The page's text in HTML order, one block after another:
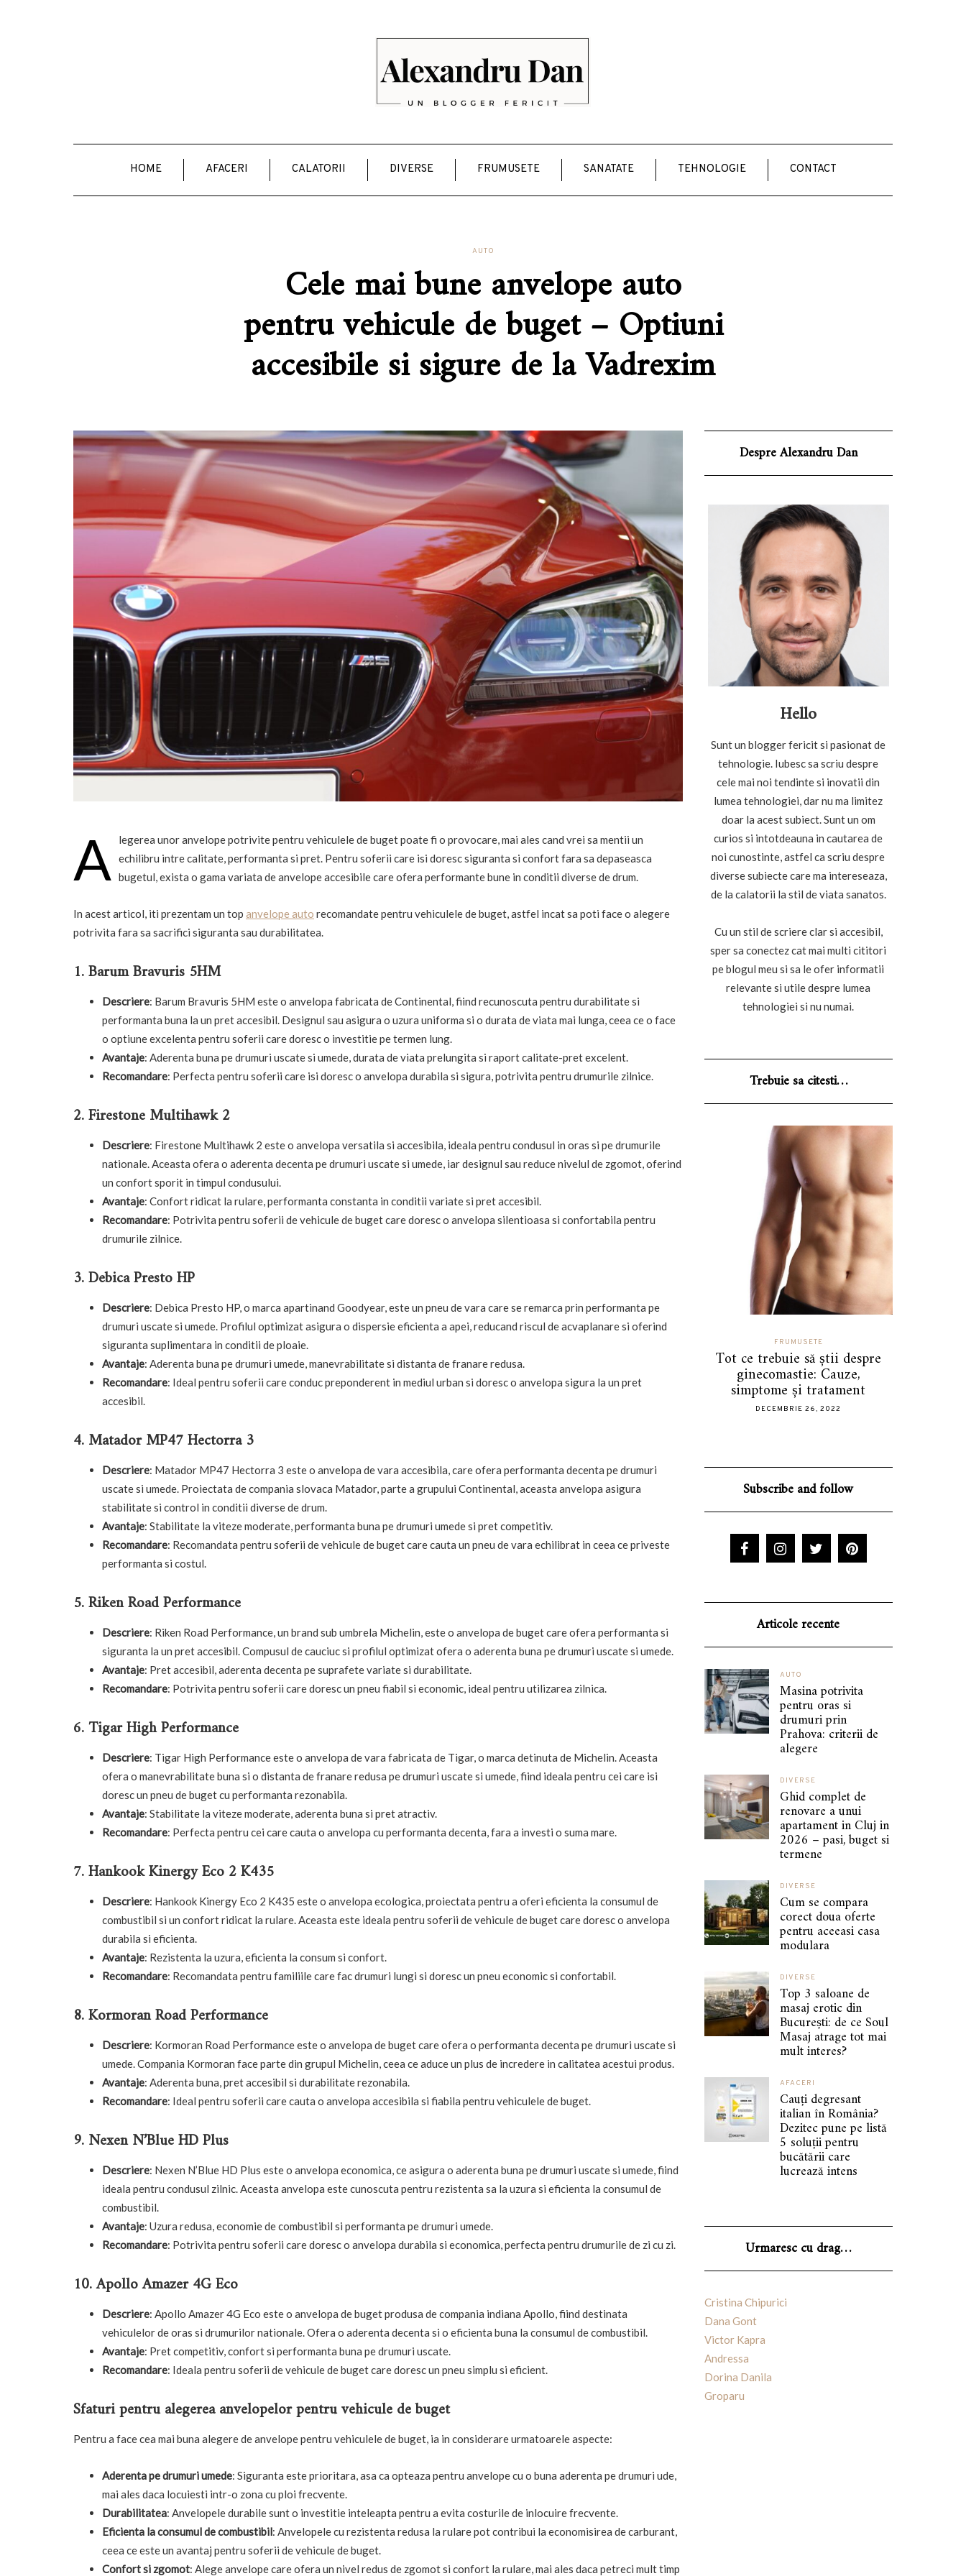
HOME AFACERI CALATORII DIVERSE FRUMUSETE SANATATE TEHNOLOGIE CONTACT
AUTO
Cele mai bune anvelope auto
pentru vehicule de buget – Optiuni
accesibile si sigure de la Vadrexim
A
legerea unor anvelope potrivite pentru vehiculele de buget poate fi o provocare, mai ales cand vrei sa mentii un
echilibru intre calitate, performanta si pret. Pentru soferii care isi doresc siguranta si confort fara sa depaseasca
bugetul, exista o gama variata de anvelope accesibile care ofera performante bune in conditii diverse de drum.
In acest articol, iti prezentam un top anvelope auto recomandate pentru vehiculele de buget, astfel incat sa poti face o alegere
potrivita fara sa sacrifici siguranta sau durabilitatea.
1. Barum Bravuris 5HM
Descriere: Barum Bravuris 5HM este o anvelopa fabricata de Continental, fiind recunoscuta pentru durabilitate si
performanta buna la un pret accesibil. Designul sau asigura o uzura uniforma si o durata de viata mai lunga, ceea ce o face
o optiune excelenta pentru soferii care doresc o investitie pe termen lung.
Avantaje: Aderenta buna pe drumuri uscate si umede, durata de viata prelungita si raport calitate-pret excelent.
Recomandare: Perfecta pentru soferii care isi doresc o anvelopa durabila si sigura, potrivita pentru drumurile zilnice.
2. Firestone Multihawk 2
Descriere: Firestone Multihawk 2 este o anvelopa versatila si accesibila, ideala pentru condusul in oras si pe drumurile
nationale. Aceasta ofera o aderenta decenta pe drumuri uscate si umede, iar designul sau reduce nivelul de zgomot, oferind
un confort sporit in timpul condusului.
Avantaje: Confort ridicat la rulare, performanta constanta in conditii variate si pret accesibil.
Recomandare: Potrivita pentru soferii de vehicule de buget care doresc o anvelopa silentioasa si confortabila pentru
drumurile zilnice.
3. Debica Presto HP
Descriere: Debica Presto HP, o marca apartinand Goodyear, este un pneu de vara care se remarca prin performanta pe
drumuri uscate si umede. Profilul optimizat asigura o dispersie eficienta a apei, reducand riscul de acvaplanare si oferind
siguranta suplimentara in conditii de ploaie.
Avantaje: Aderenta buna pe drumuri umede, manevrabilitate si distanta de franare redusa.
Recomandare: Ideal pentru soferii care conduc preponderent in mediul urban si doresc o anvelopa sigura la un pret
accesibil.
4. Matador MP47 Hectorra 3
Descriere: Matador MP47 Hectorra 3 este o anvelopa de vara accesibila, care ofera performanta decenta pe drumuri
uscate si umede. Proiectata de compania slovaca Matador, parte a grupului Continental, aceasta anvelopa asigura
stabilitate si control in conditii diverse de drum.
Avantaje: Stabilitate la viteze moderate, performanta buna pe drumuri umede si pret competitiv.
Recomandare: Recomandata pentru soferii de vehicule de buget care cauta un pneu de vara echilibrat in ceea ce priveste
performanta si costul.
5. Riken Road Performance
Descriere: Riken Road Performance, un brand sub umbrela Michelin, este o anvelopa de buget care ofera performanta si
siguranta la un pret accesibil. Compusul de cauciuc si profilul optimizat ofera o aderenta buna pe drumuri uscate si umede.
Avantaje: Pret accesibil, aderenta decenta pe suprafete variate si durabilitate.
Recomandare: Potrivita pentru soferii care doresc un pneu fiabil si economic, ideal pentru utilizarea zilnica.
6. Tigar High Performance
Descriere: Tigar High Performance este o anvelopa de vara fabricata de Tigar, o marca detinuta de Michelin. Aceasta
ofera o manevrabilitate buna si o distanta de franare redusa pe drumuri uscate si umede, fiind ideala pentru cei care isi
doresc un pneu de buget cu performanta rezonabila.
Avantaje: Stabilitate la viteze moderate, aderenta buna si pret atractiv.
Recomandare: Perfecta pentru cei care cauta o anvelopa cu performanta decenta, fara a investi o suma mare.
7. Hankook Kinergy Eco 2 K435
Descriere: Hankook Kinergy Eco 2 K435 este o anvelopa ecologica, proiectata pentru a oferi eficienta la consumul de
combustibil si un confort ridicat la rulare. Aceasta este ideala pentru soferii de vehicule de buget care doresc o anvelopa
durabila si eficienta.
Avantaje: Rezistenta la uzura, eficienta la consum si confort.
Recomandare: Recomandata pentru familiile care fac drumuri lungi si doresc un pneu economic si confortabil.
8. Kormoran Road Performance
Descriere: Kormoran Road Performance este o anvelopa de buget care ofera o performanta decenta pe drumuri uscate si
umede. Compania Kormoran face parte din grupul Michelin, ceea ce aduce un plus de incredere in calitatea acestui produs.
Avantaje: Aderenta buna, pret accesibil si durabilitate rezonabila.
Recomandare: Ideal pentru soferii care cauta o anvelopa accesibila si fiabila pentru vehiculele de buget.
9. Nexen N’Blue HD Plus
Descriere: Nexen N’Blue HD Plus este o anvelopa economica, ce asigura o aderenta buna pe drumuri uscate si umede, fiind
ideala pentru condusul zilnic. Aceasta anvelopa este cunoscuta pentru rezistenta sa la uzura si eficienta la consumul de
combustibil.
Avantaje: Uzura redusa, economie de combustibil si performanta pe drumuri umede.
Recomandare: Potrivita pentru soferii care doresc o anvelopa durabila si economica, perfecta pentru drumurile de zi cu zi.
10. Apollo Amazer 4G Eco
Descriere: Apollo Amazer 4G Eco este o anvelopa de buget produsa de compania indiana Apollo, fiind destinata
vehiculelor de oras si drumurilor nationale. Ofera o aderenta decenta si o eficienta buna la consumul de combustibil.
Avantaje: Pret competitiv, confort si performanta buna pe drumuri uscate.
Recomandare: Ideala pentru soferii de vehicule de buget care doresc un pneu simplu si eficient.
Sfaturi pentru alegerea anvelopelor pentru vehicule de buget
Pentru a face cea mai buna alegere de anvelope pentru vehiculele de buget, ia in considerare urmatoarele aspecte:
Aderenta pe drumuri umede: Siguranta este prioritara, asa ca opteaza pentru anvelope cu o buna aderenta pe drumuri ude,
mai ales daca locuiesti intr-o zona cu ploi frecvente.
Durabilitatea: Anvelopele durabile sunt o investitie inteleapta pentru a evita costurile de inlocuire frecvente.
Eficienta la consumul de combustibil: Anvelopele cu rezistenta redusa la rulare pot contribui la economisirea de carburant,
ceea ce este un avantaj pentru soferii de vehicule de buget.
Confort si zgomot: Alege anvelope care ofera un nivel redus de zgomot si confort la rulare, mai ales daca petreci mult timp
Despre Alexandru Dan
Hello
Sunt un blogger fericit si pasionat de
tehnologie. Iubesc sa scriu despre
cele mai noi tendinte si inovatii din
lumea tehnologiei, dar nu ma limitez
doar la acest subiect. Sunt un om
curios si intotdeauna in cautarea de
noi cunostinte, astfel ca scriu despre
diverse subiecte care ma intereseaza,
de la calatorii la stil de viata sanatos.
Cu un stil de scriere clar si accesibil,
sper sa conectez cat mai multi cititori
pe blogul meu si sa le ofer informatii
relevante si utile despre lumea
tehnologiei si nu numai.
Trebuie sa citesti…
Ce trebuie să știm despre
cumpărarea unui
apartament nou în cartierul
la închirierea unei mașini
și cum să le eviți
FRUMUSETE
Tot ce trebuie să știi despre
ginecomastie: Cauze,
simptome și tratament
DECEMBRIE 26, 2022
Subscribe and follow
Articole recente
AUTO
Masina potrivita
pentru oras si
drumuri prin
Prahova: criterii de
alegere
DIVERSE
Ghid complet de
renovare a unui
apartament in Cluj in
2026 – pasi, buget si
termene
DIVERSE
Cum se compara
corect doua oferte
pentru aceeasi casa
modulara
DIVERSE
Top 3 saloane de
masaj erotic din
București: de ce Soul
Masaj atrage tot mai
mult interes?
AFACERI
Cauți degresant
italian în România?
Dezitec pune pe listă
5 soluții pentru
bucătării care
lucrează intens
Urmaresc cu drag…
Cristina Chipurici
Dana Gont
Victor Kapra
Andressa
Dorina Danila
Groparu